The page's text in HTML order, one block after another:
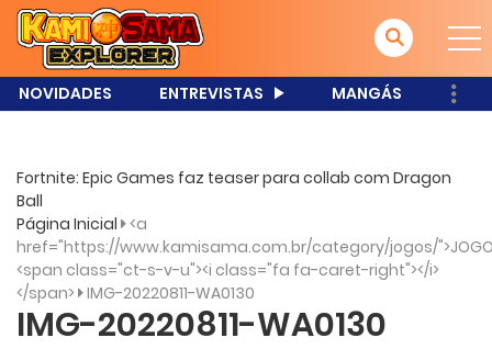
NOVIDADES ENTREVISTAS MANGÁS
Fortnite: Epic Games faz teaser para collab com Dragon
Ball
Página Inicial <a
href="https://www.kamisama.com.br/category/jogos/
<span class="ct-s-v-u"><i class="fa fa-caret-right"></i>
</span> IMG-20220811-WA0130
IMG-20220811-WA0130